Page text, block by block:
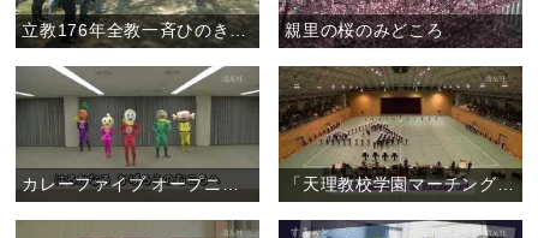
立教176年全教一斉ひのきしんデー・福島教区いわき支部（4月29日） 親里の桜のみどころ
カレーファイブ オープニング曲 ダンス 「天理教校学園マーチングバンド Violet Impulse2013」